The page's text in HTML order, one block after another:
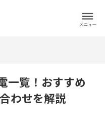
一覧！おすすめ
わせを解説